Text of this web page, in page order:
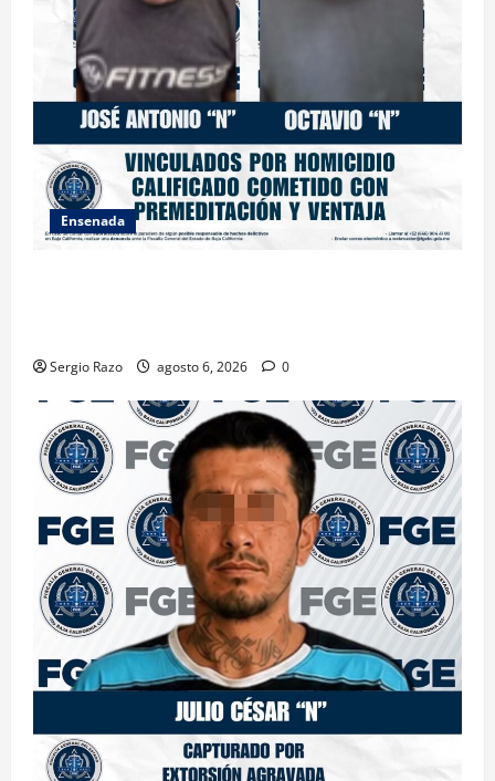
Ensenada
Sergio Razo agosto 6, 2026 0